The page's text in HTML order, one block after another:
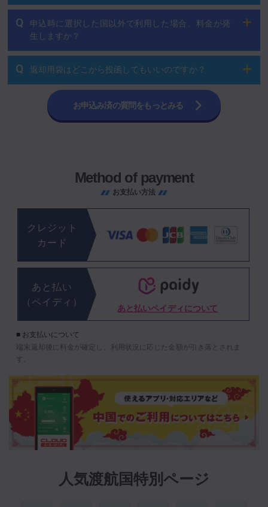
Q
申込時に選択した国以外で利用した場合、料金が発
生しますか？
Q 返却用袋はどこから投函してもいいのですか？
お申込み済の質問をもっとみる
Method of payment
お支払い方法
クレジット
カード
あと払い
（ペイディ）
あと払いペイディについて
■ お支払いについて
端末返却後に料金が確定し、利用状況に応じた金額が引き落とされま
す。
人気渡航国特別ページ